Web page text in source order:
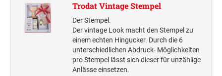
MEHRFARBIGE DATUMSTEMPEL
PROFESSIONAL LINE
MEHRFARBIGE ZIFFERNSTEMPEL
PROFESSIONAL LINE
TASCHENSTEMPEL
WORTBANDDREHSTEMPEL
JUSTRITE ZIFFERNSTEMPEL
PROFESSIONAL LINE DATUMSTEMPEL
KREATIV DIY
Trodat Creative Mini
Trodat Vintage Stempel
DDR STEMPEL
STEMPEL FÜR WEIHNACHTEN UND WINTER
FRÜHLINGSSTEMPEL
Zubehör
SONSTIGES
Trodat Whiteboard Schwamm
Schlagstempel
Trodat Vintage Stempel
Der Stempel.
Der vintage Look macht den Stempel zu
einem echten Hingucker. Durch die 6
unterschiedlichen Abdruck- Möglichkeiten
pro Stempel lässt sich dieser für unzählige
Anlässe einsetzen.